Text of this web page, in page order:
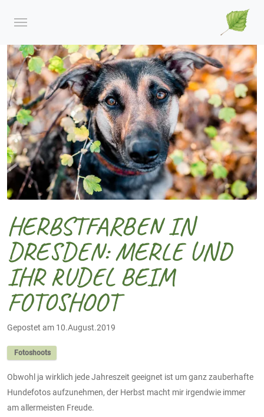
HERBSTFARBEN IN
DRESDEN: MERLE UND
IHR RUDEL BEIM
FOTOSHOOT
Gepostet am 10.August.2019
Fotoshoots
Obwohl ja wirklich jede Jahreszeit geeignet ist um ganz zauberhafte
Hundefotos aufzunehmen, der Herbst macht mir irgendwie immer
am allermeisten Freude.